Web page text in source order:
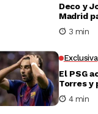
Deco y
Madrid
Julián
3 min
Exclusiva
El PSG
Torres y
4 min